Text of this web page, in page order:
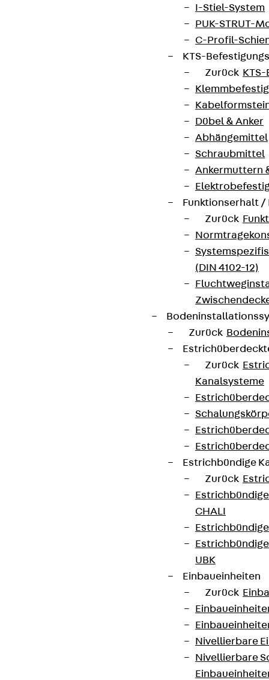
I-Stiel-System
PUK-STRUT-
C-Profil-
KTS-
Zurück
Dübel & Anker
Abhängemittel
Schraubmittel
Ankermuttern
Funktionserhalt
Zurück
(DIN 4102-12)
Zurück
Zurück
Kanalsysteme
Estrichbündige
Zurück
CHALI
UBK
Einbaueinheiten
Zurück
Nivellierbare
Nivellierbare